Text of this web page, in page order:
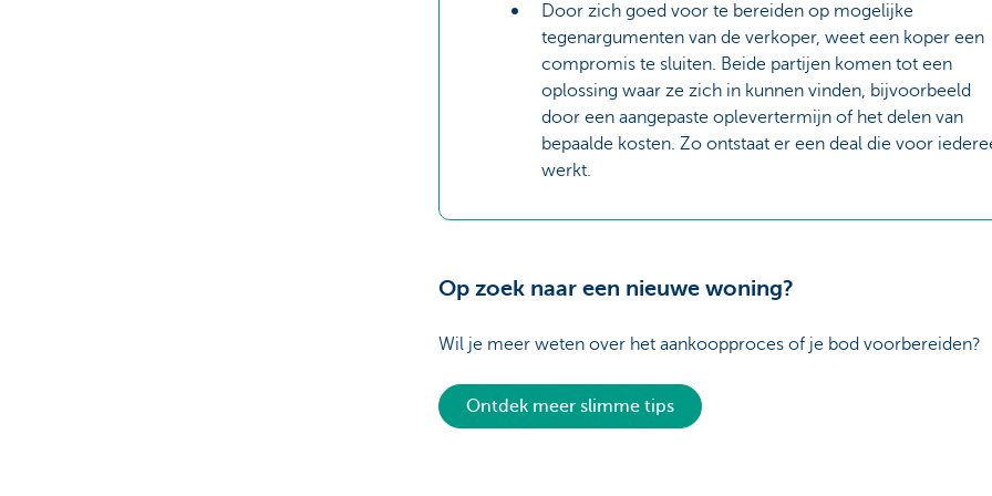
Door zich goed voor te bereiden op mogelijke
tegenargumenten van de verkoper, weet een koper een
compromis te sluiten. Beide partijen komen tot een
oplossing waar ze zich in kunnen vinden, bijvoorbeeld
door een aangepaste oplevertermijn of het delen van
bepaalde kosten. Zo ontstaat er een deal die voor
werkt.
Op zoek naar een nieuwe woning?
Wil je meer weten over het aankoopproces of je bod voorbereiden?
Ontdek meer slimme tips